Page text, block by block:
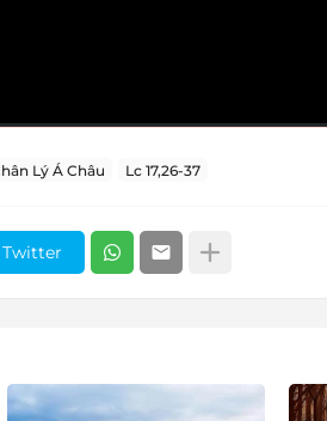
Lý Á Châu Lc 17,26-37
Twitter